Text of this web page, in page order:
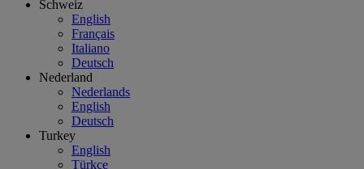
Schweiz
English
Français
Italiano
Deutsch
Nederland
Nederlands
English
Deutsch
Turkey
English
Türkçe